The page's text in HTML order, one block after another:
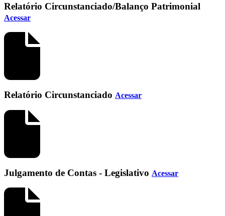
Relatório Circunstanciado/Balanço Patrimonial
Acessar
Relatório Circunstanciado Acessar
Julgamento de Contas - Legislativo Acessar